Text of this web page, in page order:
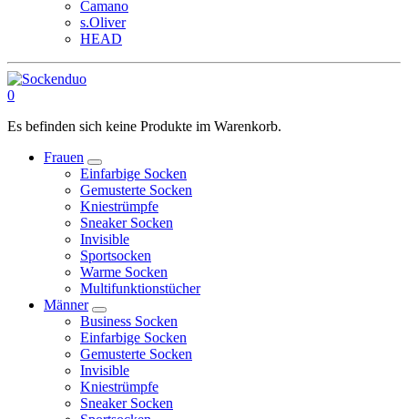
Camano
s.Oliver
HEAD
0
Es befinden sich keine Produkte im Warenkorb.
Frauen
Einfarbige Socken
Gemusterte Socken
Kniestrümpfe
Sneaker Socken
Invisible
Sportsocken
Warme Socken
Multifunktionstücher
Männer
Business Socken
Einfarbige Socken
Gemusterte Socken
Invisible
Kniestrümpfe
Sneaker Socken